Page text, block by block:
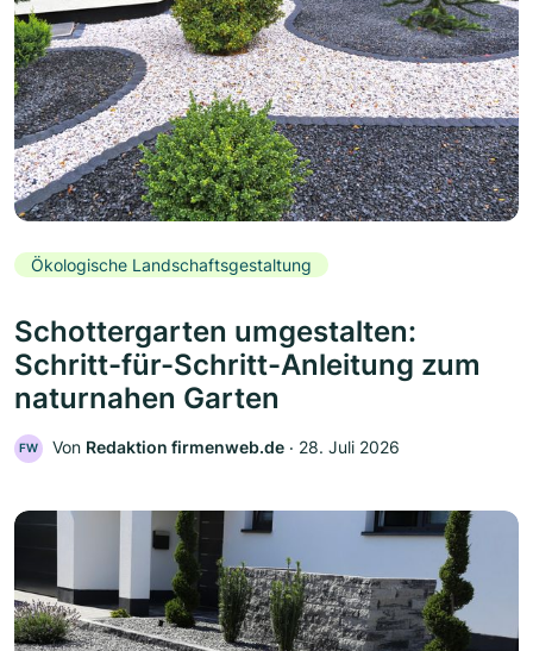
Ökologische Landschaftsgestaltung
Schottergarten umgestalten:
Schritt-für-Schritt-Anleitung zum
naturnahen Garten
FW Von Redaktion firmenweb.de ‧ 28. Juli 2026